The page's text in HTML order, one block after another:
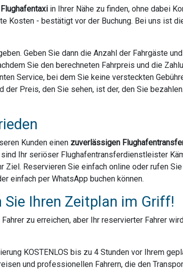
in Ihrer Nähe zu finden, ohne dabei
- bestätigt vor der Buchung. Bei uns ist
Geben Sie dann die Anzahl der Fahrgäste
Sie den berechneten Fahrpreis und die
Service, bei dem Sie keine versteckten
Preis, den Sie sehen, ist der, den Sie
Kunden einen zuverlässigen
Ihr seriöser Flughafentransferdienstleister
Reservieren Sie einfach online oder rufen
einfach per WhatsApp buchen können.
Ihren Zeitplan im Griff!
zu erreichen, aber Ihr reservierter Fahrer
KOSTENLOS bis zu 4 Stunden vor Ihrem
und professionellen Fahrern, die den